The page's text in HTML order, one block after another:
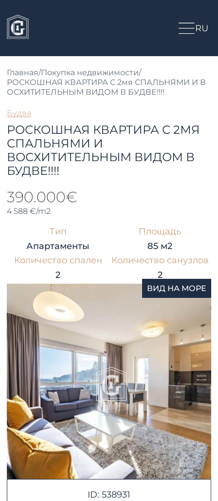
RU
Главная/Покупка недвижимости/
РОСКОШНАЯ КВАРТИРА С 2мя СПАЛЬНЯМИ И В
ОСХИТИТЕЛЬНЫМ ВИДОМ В БУДВЕ!!!!
Будва
РОСКОШНАЯ КВАРТИРА С 2МЯ
СПАЛЬНЯМИ И
ВОСХИТИТЕЛЬНЫМ ВИДОМ В
БУДВЕ!!!!
390.000€
4 588 €/m2
Тип
Апартаменты
Площадь
85 м2
Количество спален
2
Количество санузлов
2
ВИД НА МОРЕ
ID: 538931